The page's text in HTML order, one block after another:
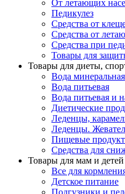
От летающих
Педикулез
Средства от
Средства от
Средства при
Товары для
Товары для диеты,
Вода минеральная
Вода питьевая
Вода питьевая и
Диетические
Леденцы,
Леденцы.
Пищевые
Средства для
Товары для мам и детей
Все для
Детское питание
Подгузники и